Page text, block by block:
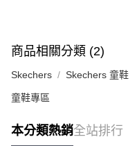
商品相關分類 (2)
Skechers Skechers 童鞋
童鞋專區
本分類熱銷全站排行